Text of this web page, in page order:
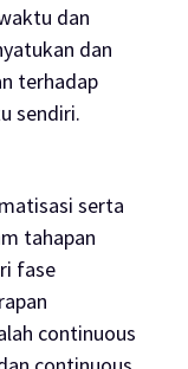
dan
dan
terhadap
sendiri.
serta
tahapan
fase
continuous